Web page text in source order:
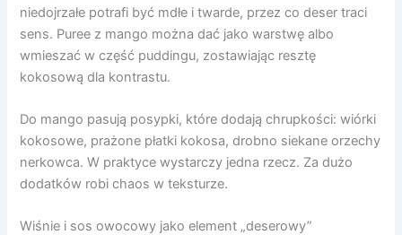
niedojrzałe potrafi być mdłe i twarde, przez co deser traci
sens. Puree z mango można dać jako warstwę albo
wmieszać w część puddingu, zostawiając resztę
kokosową dla kontrastu.
Do mango pasują posypki, które dodają chrupkości: wiórki
kokosowe, prażone płatki kokosa, drobno siekane orzechy
nerkowca. W praktyce wystarczy jedna rzecz. Za dużo
dodatków robi chaos w teksturze.
Wiśnie i sos owocowy jako element „deserowy”